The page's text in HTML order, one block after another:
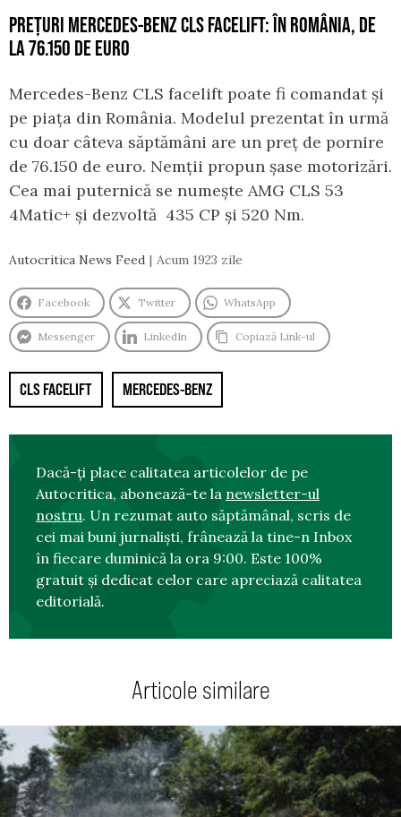
PREȚURI MERCEDES-BENZ CLS FACELIFT: ÎN ROMÂNIA, DE
LA 76.150 DE EURO
Mercedes-Benz CLS facelift poate fi comandat și
pe piața din România. Modelul prezentat în urmă
cu doar câteva săptămâni are un preț de pornire
de 76.150 de euro. Nemții propun șase motorizări.
Cea mai puternică se numește AMG CLS 53
4Matic+ și dezvoltă 435 CP și 520 Nm.
Autocritica News Feed Acum 1923 zile
Facebook Twitter WhatsApp
Messenger LinkedIn Copiază Link-ul
CLS FACELIFT MERCEDES-BENZ
Dacă-ți place calitatea articolelor de pe
Autocritica, abonează-te la newsletter-ul
nostru. Un rezumat auto săptămânal, scris de
cei mai buni jurnaliști, frânează la tine-n Inbox
în fiecare duminică la ora 9:00. Este 100%
gratuit și dedicat celor care apreciază calitatea
editorială.
Articole similare